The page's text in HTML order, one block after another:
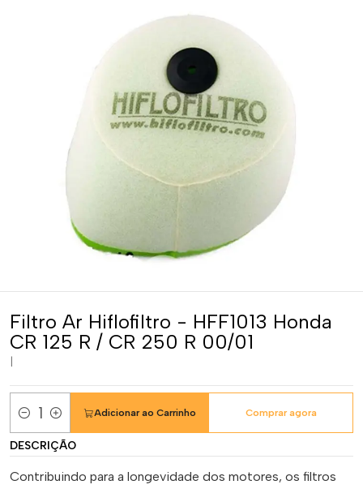
Filtro Ar Hiflofiltro - HFF1013 Honda
CR 125 R / CR 250 R 00/01
Quantidade
Adicionar ao Carrinho Comprar agora
DESCRIÇÃO
Contribuindo para a longevidade dos motores, os filtros